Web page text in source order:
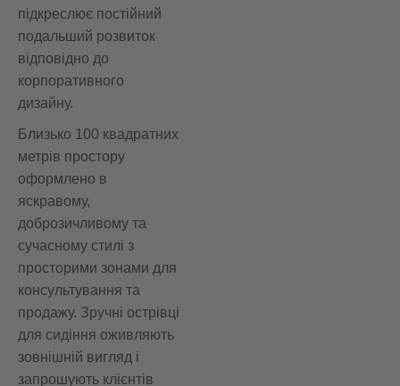
підкреслює постійний
подальший розвиток
відповідно до
корпоративного
дизайну.
Близько 100 квадратних
метрів простору
оформлено в
яскравому,
доброзичливому та
сучасному стилі з
просторими зонами для
консультування та
продажу. Зручні острівці
для сидіння оживляють
зовнішній вигляд і
запрошують клієнтів